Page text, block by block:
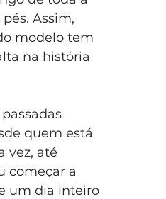
Assim,
modelo tem
na história
quem está
vez, até
começar a
um dia inteiro